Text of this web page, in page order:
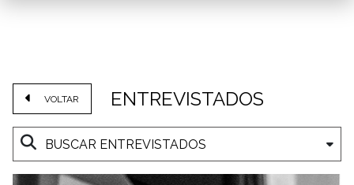
VOLTAR ENTREVISTADOS